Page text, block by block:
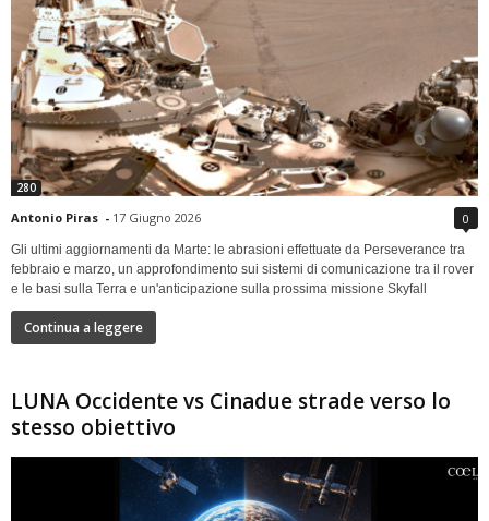
280
Antonio Piras - 17 Giugno 2026 0
Gli ultimi aggiornamenti da Marte: le abrasioni effettuate da Perseverance tra
febbraio e marzo, un approfondimento sui sistemi di comunicazione tra il rover
e le basi sulla Terra e un'anticipazione sulla prossima missione Skyfall
Continua a leggere
LUNA Occidente vs Cinadue strade verso lo
stesso obiettivo